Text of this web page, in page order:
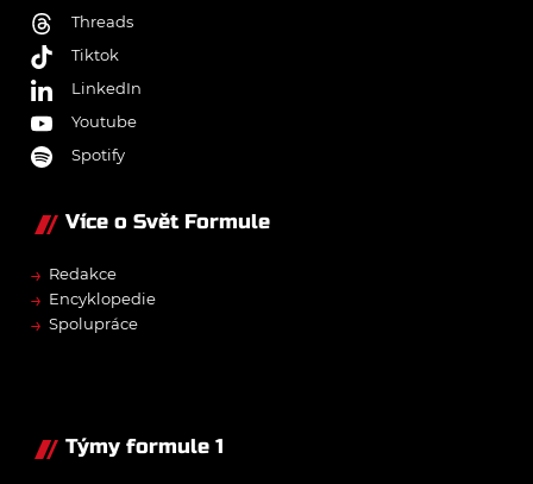
Threads
Tiktok
LinkedIn
Youtube
Spotify
Více o Svět Formule
→ Redakce
→ Encyklopedie
→ Spolupráce
Týmy formule 1